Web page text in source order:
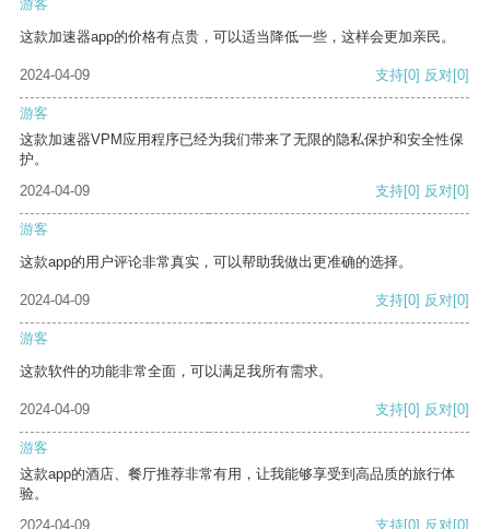
游客
这款加速器app的价格有点贵，可以适当降低一些，这样会更加亲民。
2024-04-09 支持[0] 反对[0]
游客
这款加速器VPM应用程序已经为我们带来了无限的隐私保护和安全性保
护。
2024-04-09
支持[0] 反对[0]
游客
这款app的用户评论非常真实，可以帮助我做出更准确的选择。
2024-04-09 支持[0] 反对[0]
游客
这款软件的功能非常全面，可以满足我所有需求。
2024-04-09 支持[0] 反对[0]
游客
这款app的酒店、餐厅推荐非常有用，让我能够享受到高品质的旅行体
验。
2024-04-09
支持[0] 反对[0]